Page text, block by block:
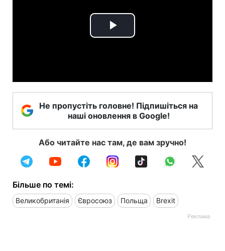
Play
Не пропустіть головне! Підпишіться на
наші оновлення в Google!
Або читайте нас там, де вам зручно!
Більше по темі:
Великобританія Євросоюз Польща Brexit